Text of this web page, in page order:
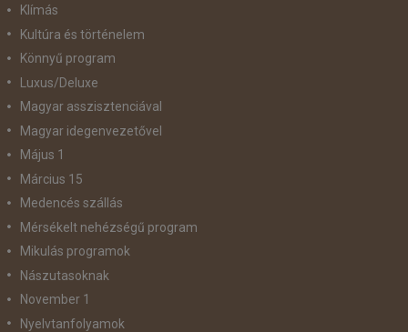
Klímás
Kultúra és történelem
Könnyű program
Luxus/Deluxe
Magyar asszisztenciával
Magyar idegenvezetővel
Május 1
Március 15
Medencés szállás
Mérsékelt nehézségű program
Mikulás programok
Nászutasoknak
November 1
Nyelvtanfolyamok